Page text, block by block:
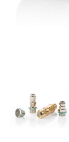
Frequenz-